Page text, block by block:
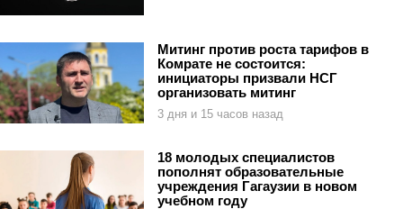
Митинг против роста тарифов в
Комрате не состоится:
инициаторы призвали НСГ
организовать митинг
3 дня и 15 часов назад
18 молодых специалистов
пополнят образовательные
учреждения Гагаузии в новом
учебном году